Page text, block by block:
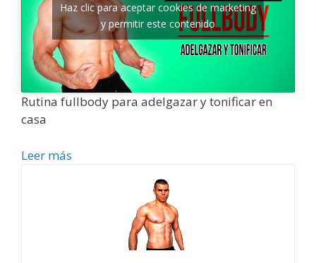
Haz clic para aceptar cookies de marketing
y permitir este contenido
Rutina fullbody para adelgazar y tonificar en
casa
Leer más